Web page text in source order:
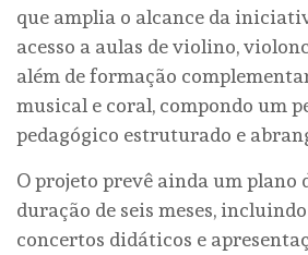
que amplia o alcance da
acesso a aulas de violino,
além de formação
musical e coral, compondo um
pedagógico estruturado e
O projeto prevê ainda um plano
duração de seis meses,
concertos didáticos e